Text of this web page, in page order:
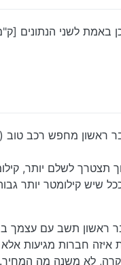
באמת לשני הנתונים
ראשון מחפש רכב
לשלם יותר,
שיש קילומטר יותר
ראשון תשב עם עצמך
איזה חברות מגיעות
לא משנה מה המחיר.